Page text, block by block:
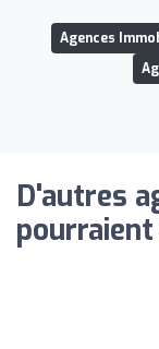
Agences
D'autres